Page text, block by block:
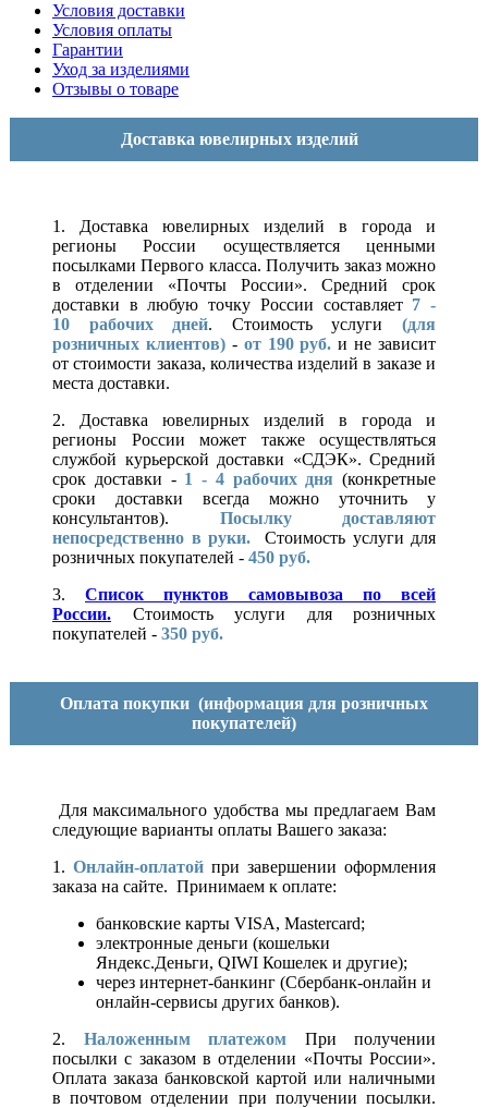
Условия доставки
Условия оплаты
Гарантии
Уход за изделиями
Отзывы о товаре
Доставка ювелирных изделий
1. Доставка ювелирных изделий в города и
регионы России осуществляется ценными
посылками Первого класса. Получить заказ можно
в отделении «Почты России». Средний срок
доставки в любую точку России составляет 7 -
10 рабочих дней. Стоимость услуги(для
розничных клиентов)- от 190 руб. и не зависит
от стоимости заказа, количества изделий в заказе и
места доставки.
2. Доставка ювелирных изделий в города и
регионы России может также осуществляться
службой курьерской доставки «СДЭК». Средний
срок доставки - 1 - 4 рабочих дня (конкретные
сроки доставки всегда можно уточнить у
консультантов). Посылку доставляют
непосредственно в руки.
Стоимость услуги для
розничных покупателей - 450 руб.
3. Список пунктов самовывоза по всей
России.
Стоимость услуги для розничных
покупателей - 350 руб.
Оплата покупки (информация для розничных
покупателей)
Для максимального удобства мы предлагаем Вам
следующие варианты оплаты Вашего заказа:
1. Онлайн-оплатой при завершении оформления
заказа на сайте. Принимаем к оплате:
банковские карты VISA, Mastercard;
электронные деньги (кошельки
Яндекс.Деньги, QIWI Кошелек и другие);
через интернет-банкинг (Сбербанк-онлайн и
онлайн-сервисы других банков).
2. Наложенным платежом При получении
посылки с заказом в отделении «Почты России».
Оплата заказа банковской картой или наличными
в почтовом отделении при получении посылки.